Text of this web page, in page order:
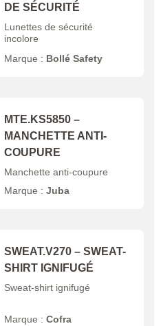
DE SÉCURITÉ
Lunettes de sécurité
incolore
Marque : Bollé Safety
MTE.KS5850 –
MANCHETTE ANTI-
COUPURE
Manchette anti-coupure
Marque :Juba
SWEAT.V270 – SWEAT-
SHIRT IGNIFUGÉ
Sweat-shirt ignifugé
Marque :Cofra